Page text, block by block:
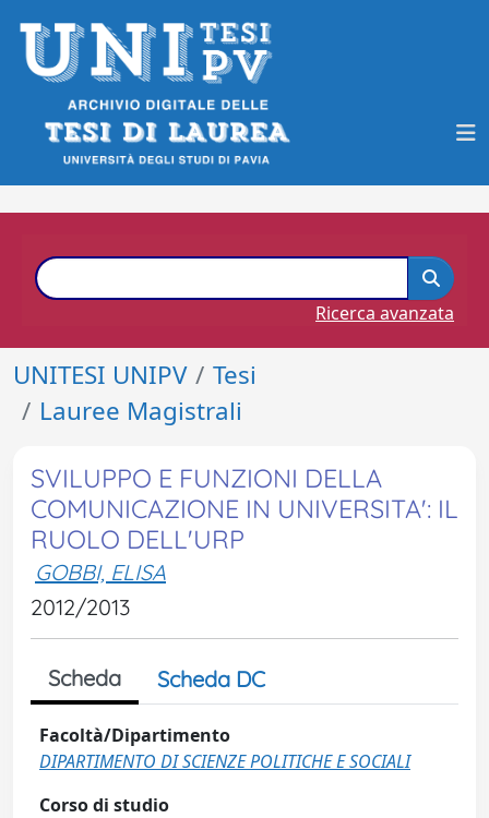
Ricerca avanzata
UNITESI UNIPV
Tesi
Lauree Magistrali
SVILUPPO E FUNZIONI DELLA
COMUNICAZIONE IN UNIVERSITA': IL
RUOLO DELL'URP
GOBBI, ELISA
2012/2013
Scheda Scheda DC
Facoltà/Dipartimento
DIPARTIMENTO DI SCIENZE POLITICHE E SOCIALI
Corso di studio